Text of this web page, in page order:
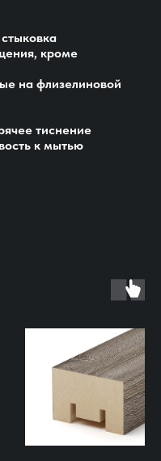
кроме
на флизелиновой
тиснение
к мытью